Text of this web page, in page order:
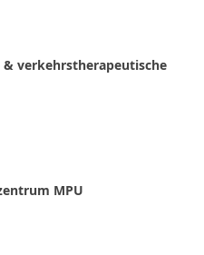
verkehrstherapeutische
MPU